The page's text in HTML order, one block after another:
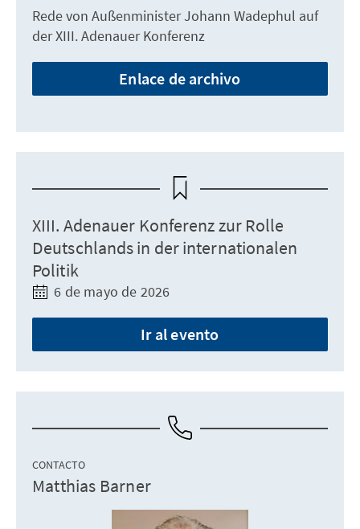
Rede von Außenminister Johann Wadephul auf
der XIII. Adenauer Konferenz
Enlace de archivo
XIII. Adenauer Konferenz zur Rolle
Deutschlands in der internationalen
Politik
6 de mayo de 2026
Ir al evento
CONTACTO
Matthias Barner